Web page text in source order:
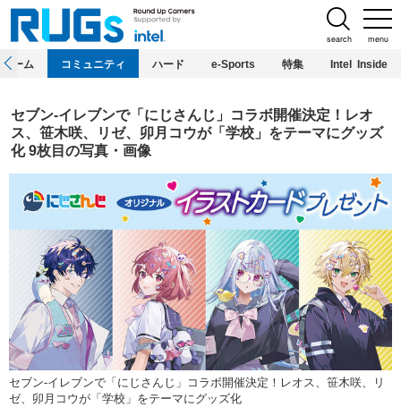
menu
search
ホーム コミュニティ ハード e-Sports 特集 Intel Inside
セブン‐イレブンで「にじさんじ」コラボ開催決定！レオ
ス、笹木咲、リゼ、卯月コウが「学校」をテーマにグッズ
化 9枚目の写真・画像
セブン‐イレブンで「にじさんじ」コラボ開催決定！レオス、笹木咲、リ
ゼ、卯月コウが「学校」をテーマにグッズ化